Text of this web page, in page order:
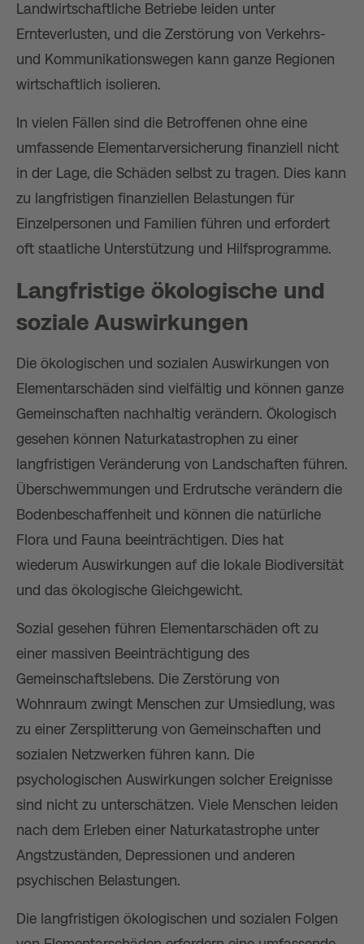
Landwirtschaftliche Betriebe leiden unter
Ernteverlusten, und die Zerstörung von Verkehrs-
und Kommunikationswegen kann ganze Regionen
wirtschaftlich isolieren.
In vielen Fällen sind die Betroffenen ohne eine
umfassende Elementarversicherung finanziell nicht
in der Lage, die Schäden selbst zu tragen. Dies kann
zu langfristigen finanziellen Belastungen für
Einzelpersonen und Familien führen und erfordert
oft staatliche Unterstützung und Hilfsprogramme.
Langfristige ökologische und
soziale Auswirkungen
Die ökologischen und sozialen Auswirkungen von
Elementarschäden sind vielfältig und können ganze
Gemeinschaften nachhaltig verändern. Ökologisch
gesehen können Naturkatastrophen zu einer
langfristigen Veränderung von Landschaften führen.
Überschwemmungen und Erdrutsche verändern die
Bodenbeschaffenheit und können die natürliche
Flora und Fauna beeinträchtigen. Dies hat
wiederum Auswirkungen auf die lokale Biodiversität
und das ökologische Gleichgewicht.
Sozial gesehen führen Elementarschäden oft zu
einer massiven Beeinträchtigung des
Gemeinschaftslebens. Die Zerstörung von
Wohnraum zwingt Menschen zur Umsiedlung, was
zu einer Zersplitterung von Gemeinschaften und
sozialen Netzwerken führen kann. Die
psychologischen Auswirkungen solcher Ereignisse
sind nicht zu unterschätzen. Viele Menschen leiden
nach dem Erleben einer Naturkatastrophe unter
Angstzuständen, Depressionen und anderen
psychischen Belastungen.
Die langfristigen ökologischen und sozialen Folgen